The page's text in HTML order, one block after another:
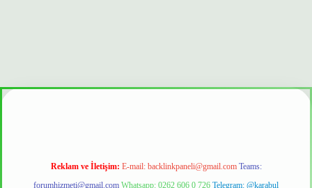
güvenilir mi
Reklam ve İletişim: E-mail: backlinkpaneli@gmail.com Teams:
forumhizmeti@gmail.com Whatsapp: 0262 606 0 726 Telegram: @karabul